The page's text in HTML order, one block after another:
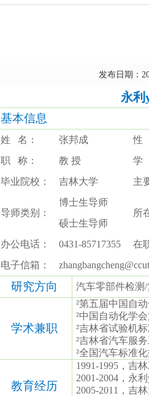
发布日期：
永利
基本信息
姓 名： 张邦成 性
职
称： 教 授 学
毕业院校：
吉林大学 主
导师类别：
博士生导师
硕士生导师
所
办公电话： 0431-85717355 在
电子信箱：
研究方向 汽车零部件检测/
学术兼职
²第五届中国自
²中国自动化学
²吉林省试验机
²吉林省汽车服
²全国汽车标准
教育经历
1991-1995，吉
2001-2004，永
2005-2011 ，吉